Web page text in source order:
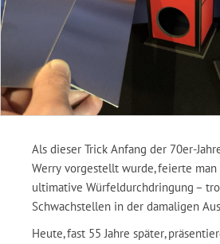
Als dieser Trick Anfang der 70er-
Werry vorgestellt wurde, feierte man
ultimative Würfeldurchdringung –
Schwachstellen in der damaligen
Heute, fast 55 Jahre später,